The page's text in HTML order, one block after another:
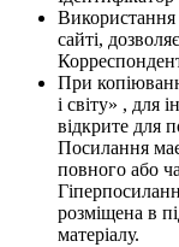
Використання
сайті,
При
і світу» , для
відкрите для
Посилання
повного або
розміщена в
матеріалу.